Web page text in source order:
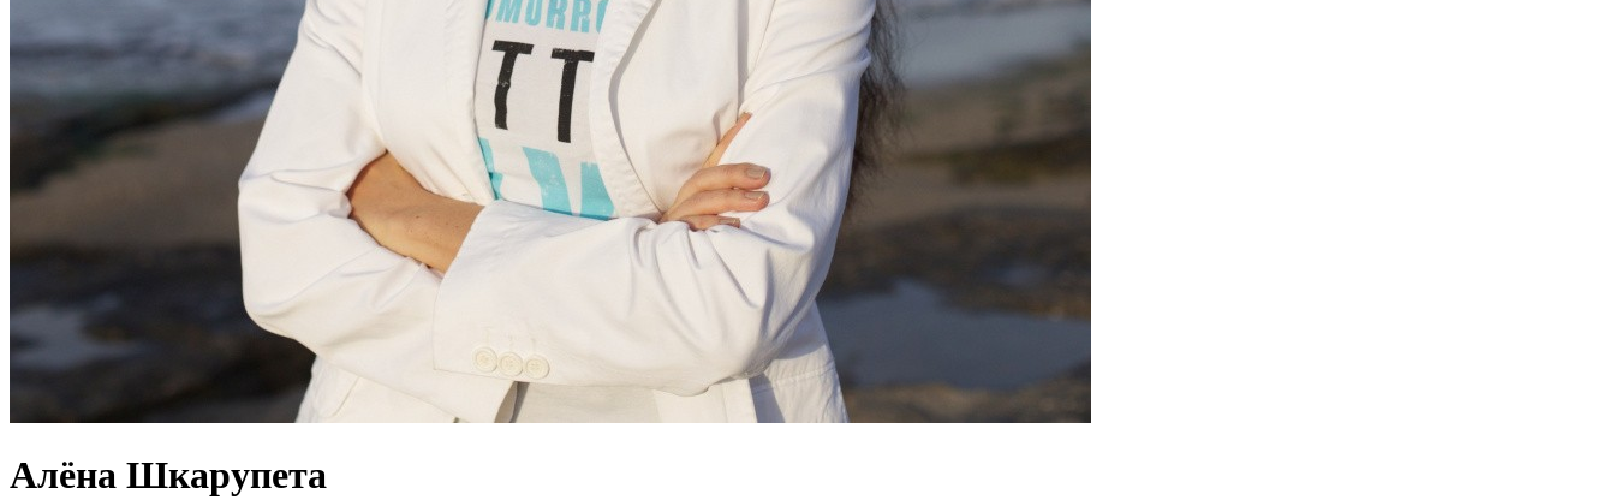
Алёна Шкарупета